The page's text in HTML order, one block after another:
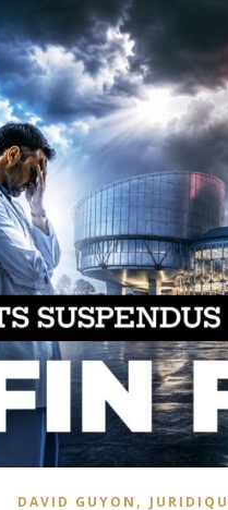
DAVID GUYON ,